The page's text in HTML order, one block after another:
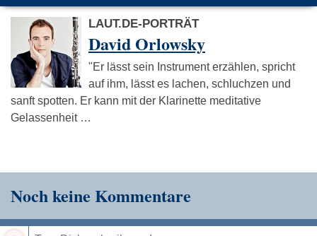
LAUT.DE-PORTRÄT
David Orlowsky
"Er lässt sein Instrument erzählen, spricht
auf ihm, lässt es lachen, schluchzen und
sanft spotten. Er kann mit der Klarinette meditative
Gelassenheit …
Noch keine Kommentare